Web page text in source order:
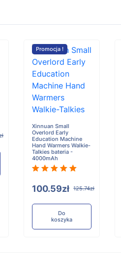
Promocja !
Xinnuan Small
Overlord Early
Education Machine
Hand Warmers Walkie-
Talkies bateria -
4000mAh
100.59zł 125.74zł
Do
koszyka